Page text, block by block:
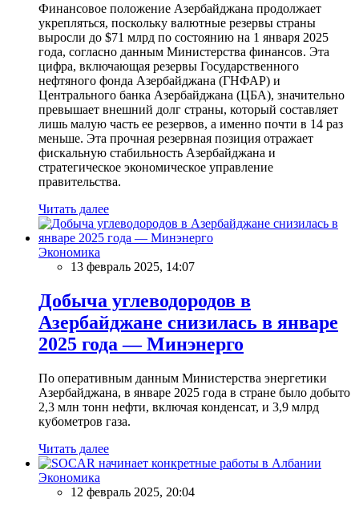
Финансовое положение Азербайджана продолжает
укрепляться, поскольку валютные резервы страны
выросли до $71 млрд по состоянию на 1 января 2025
года, согласно данным Министерства финансов. Эта
цифра, включающая резервы Государственного
нефтяного фонда Азербайджана (ГНФАР) и
Центрального банка Азербайджана (ЦБА), значительно
превышает внешний долг страны, который составляет
лишь малую часть ее резервов, а именно почти в 14 раз
меньше. Эта прочная резервная позиция отражает
фискальную стабильность Азербайджана и
стратегическое экономическое управление
правительства.
Читать далее
Экономика
13 февраль 2025, 14:07
Добыча углеводородов в
Азербайджане снизилась в январе
2025 года — Минэнерго
По оперативным данным Министерства энергетики
Азербайджана, в январе 2025 года в стране было добыто
2,3 млн тонн нефти, включая конденсат, и 3,9 млрд
кубометров газа.
Читать далее
Экономика
12 февраль 2025, 20:04